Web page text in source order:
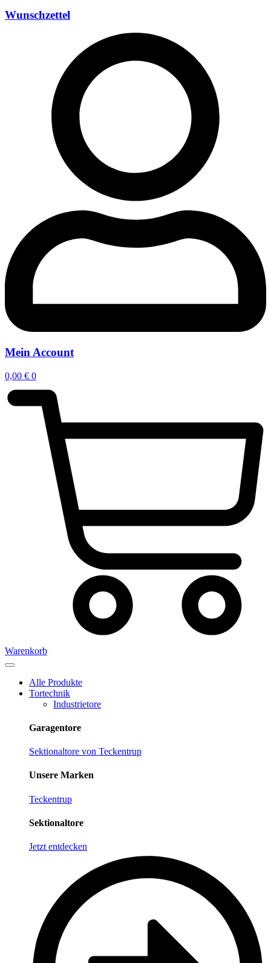
Wunschzettel
Mein Account
0,00 € 0
Warenkorb
Alle Produkte
Tortechnik
Industrietore
Garagentore
Sektionaltore von Teckentrup
Unsere Marken
Teckentrup
Sektionaltore
Jetzt entdecken